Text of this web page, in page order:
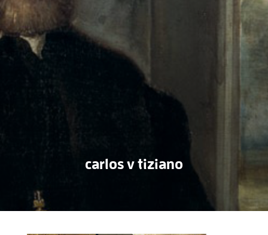
carlos v tiziano